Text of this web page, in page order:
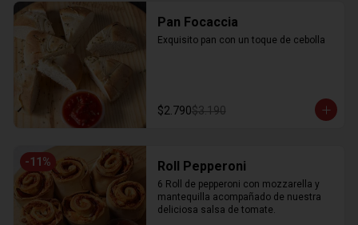
Pan Focaccia
Exquisito pan con un toque de cebolla
$2.790$3.190
-11 % Roll Pepperoni
6 Roll de pepperoni con mozzarella y
mantequilla acompañado de nuestra
deliciosa salsa de tomate.